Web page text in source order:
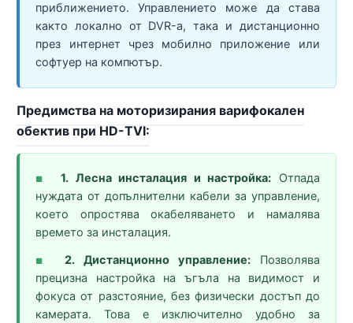
приближението. Управлението може да става
както локално от DVR-а, така и дистанционно
през интернет чрез мобилно приложение или
софтуер на компютър.
Предимства на моторизирания варифокален
обектив при HD-TVI:
■ 1. Лесна инсталация и настройка: Отпада
нуждата от допълнителни кабели за управление,
което опростява окабеляването и намалява
времето за инсталация.
■ 2. Дистанционно управление:Позволява
прецизна настройка на ъгъла на видимост и
фокуса от разстояние, без физически достъп до
камерата. Това е изключително удобно за